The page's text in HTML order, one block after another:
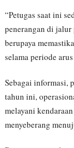
“Petugas saat ini
penerangan di jalur
berupaya
selama periode
Sebagai informasi,
tahun ini,
melayani
menyeberang